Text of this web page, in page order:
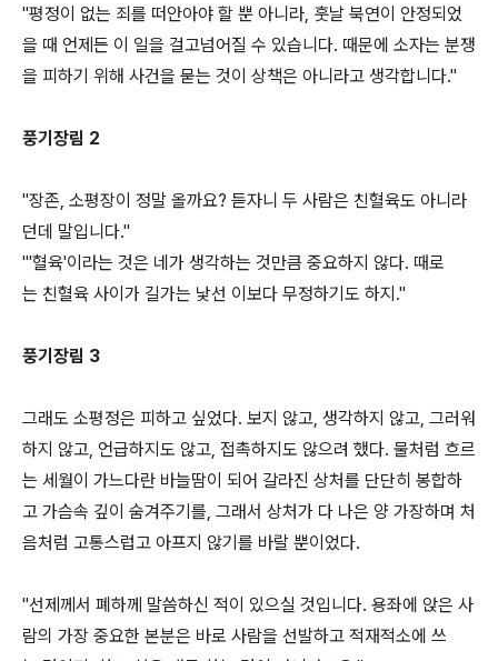
"평정이 없는 죄를 떠안아야 할 뿐 아니라, 훗날 북연이 안정되었
을 때 언제든 이 일을 걸고넘어질 수 있습니다. 때문에 소자는 분쟁
을 피하기 위해 사건을 묻는 것이 상책은 아니라고 생각합니다."
풍기장림 2
"장존, 소평장이 정말 올까요? 듣자니 두 사람은 친혈육도 아니라
던데 말입니다."
"'혈육'이라는 것은 네가 생각하는 것만큼 중요하지 않다. 때로
는 친혈육 사이가 길가는 낯선 이보다 무정하기도 하지."
풍기장림 3
그래도 소평정은 피하고 싶었다. 보지 않고, 생각하지 않고, 그러워
하지 않고, 언급하지도 않고, 접촉하지도 않으려 했다. 물처럼 흐르
는 세월이 가느다란 바늘땀이 되어 갈라진 상처를 단단히 봉합하
고 가슴속 깊이 숨겨주기를, 그래서 상처가 다 나은 양 가장하며 처
음처럼 고통스럽고 아프지 않기를 바랄 뿐이었다.
"선제께서 폐하께 말씀하신 적이 있으실 것입니다. 용좌에 앉은 사
람의 가장 중요한 본분은 바로 사람을 선발하고 적재적소에 쓰